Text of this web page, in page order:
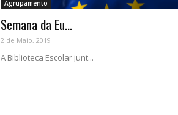
Agrupamento
Semana da Eu...
2 de Maio, 2019
A Biblioteca Escolar junt...